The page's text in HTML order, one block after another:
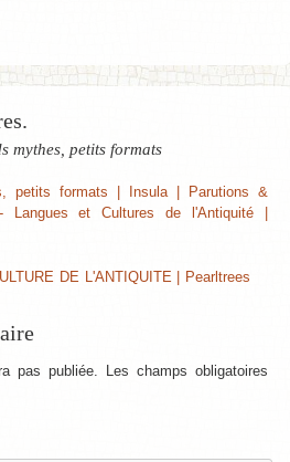
mythes, petits formats
petits formats | Insula | Parutions &
Langues et Cultures de l'Antiquité |
DE L'ANTIQUITE | Pearltrees
pas publiée. Les champs obligatoires